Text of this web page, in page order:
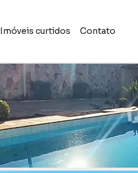
Imóveis curtidos Contato